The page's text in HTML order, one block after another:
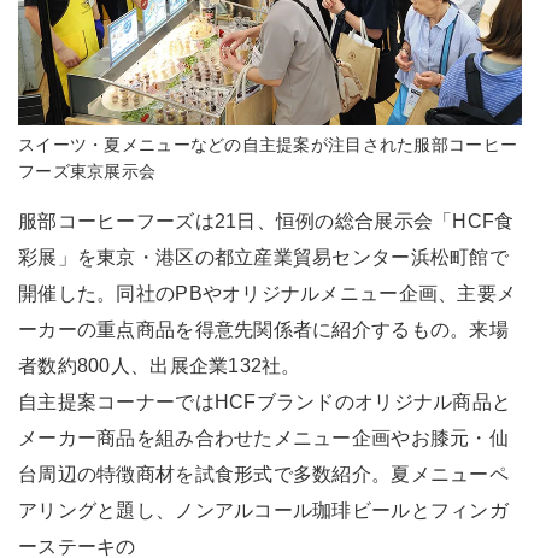
スイーツ・夏メニューなどの自主提案が注目された服部コーヒー
フーズ東京展示会
服部コーヒーフーズは21日、恒例の総合展示会「HCF食
彩展」を東京・港区の都立産業貿易センター浜松町館で
開催した。同社のPBやオリジナルメニュー企画、主要メ
ーカーの重点商品を得意先関係者に紹介するもの。来場
者数約800人、出展企業132社。
自主提案コーナーではHCFブランドのオリジナル商品と
メーカー商品を組み合わせたメニュー企画やお膝元・仙
台周辺の特徴商材を試食形式で多数紹介。夏メニューペ
アリングと題し、ノンアルコール珈琲ビールとフィンガ
ーステーキの